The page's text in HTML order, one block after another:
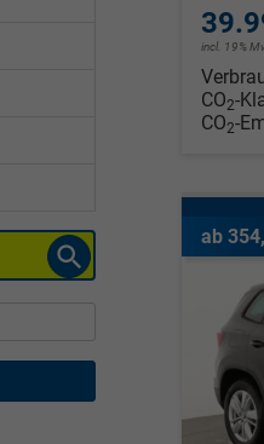
incl. 19%
CO2-
CO2-
ab